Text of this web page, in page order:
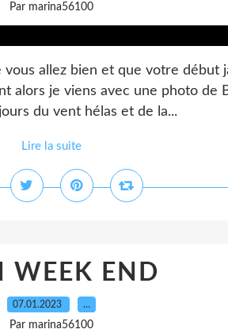
Par marina56100
allez bien et que votre début
alors je viens avec une photo de
du vent hélas et de la...
Lire la suite
WEEK END
07.01.2023 …
Par marina56100